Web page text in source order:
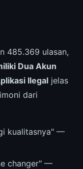
485.369 ulasan,
Dua Akun
Ilegal jelas
dari
kualitasnya" —
changer" —